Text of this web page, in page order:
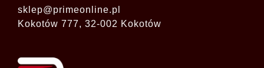
sklep@primeonline.pl
Kokotów 777, 32-002 Kokotów